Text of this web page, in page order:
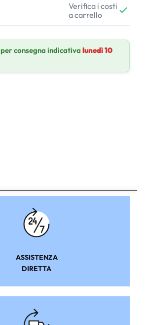
Verifica i costi
a carrello
per consegna indicativa lunedì 10
ASSISTENZA
DIRETTA